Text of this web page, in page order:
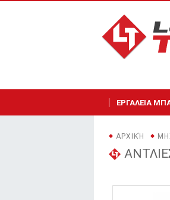
ΕΡΓΑΛΕΙΑ
ΑΡΧΙΚΉ